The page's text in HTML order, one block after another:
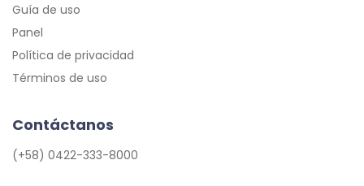
Guía de uso
Panel
Política de privacidad
Términos de uso
Contáctanos
(+58) 0422-333-8000